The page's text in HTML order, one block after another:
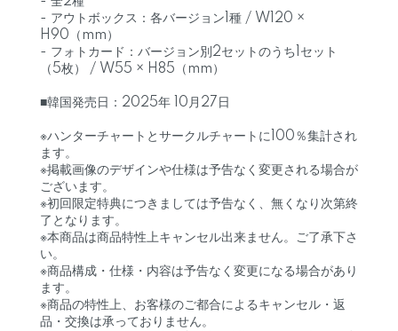
- アウトボックス：各バージョン1種 / W120 ×
H90（mm）
- フォトカード：バージョン別2セットのうち1セット
（5枚） / W55 × H85（mm）
■韓国発売日：2025年 10月27日
※ハンターチャートとサークルチャートに100％集計され
ます。
※掲載画像のデザインや仕様は予告なく変更される場合が
ございます。
※初回限定特典につきましては予告なく、無くなり次第終
了となります。
※本商品は商品特性上キャンセル出来ません。ご了承下さ
い。
※商品構成・仕様・内容は予告なく変更になる場合があり
ます。
※商品の特性上、お客様のご都合によるキャンセル・返
品・交換は承っておりません。